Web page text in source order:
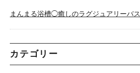
まんまる浴槽◯癒しのラグジュアリーバス
カテゴリー